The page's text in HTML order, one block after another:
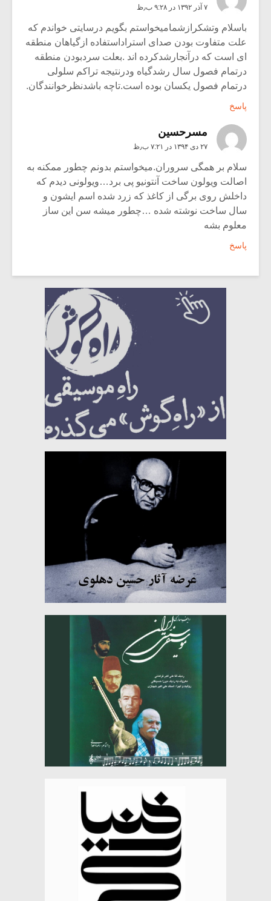
۷ آذر ۱۳۹۲ در ۹:۲۸ ب٫ظ
باسلام وتشکرازشمامیخواستم بگویم درسایتی خواندم که
علت متفاوت بودن صدای استراداستفاده ازگیاهان منطقه
ای است که درآنجارشدکرده اند .بعلت سردبودن منطقه
درتمام فصول سال رشدگیاه ودرنتیجه تراکم سلولی
درتمام فصول یکسان بوده است.تاچه باشدنظرخوانندگان.
پاسخ
مسرحسین
۲۷ دی ۱۳۹۴ در ۷:۲۱ ب٫ظ
سلام بر همگی سروران.میخواستم بدونم چطور ممکنه به
اصالت ویولون ساخت آنتونیو پی برد…ویولونی دیدم که
داخلش روی برگی از کاغذ که زرد شده اسم ایشون و
سال ساخت نوشته شده …چطور میشه سن این ساز
معلوم بشه
پاسخ